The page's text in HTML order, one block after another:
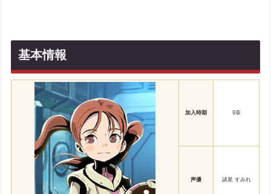
基本情報
加入時期 9章
声優 諸星 すみれ